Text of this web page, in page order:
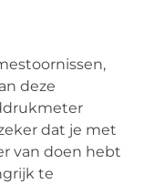
deze
dat je met
van doen hebt
te